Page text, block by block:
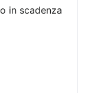
in scadenza